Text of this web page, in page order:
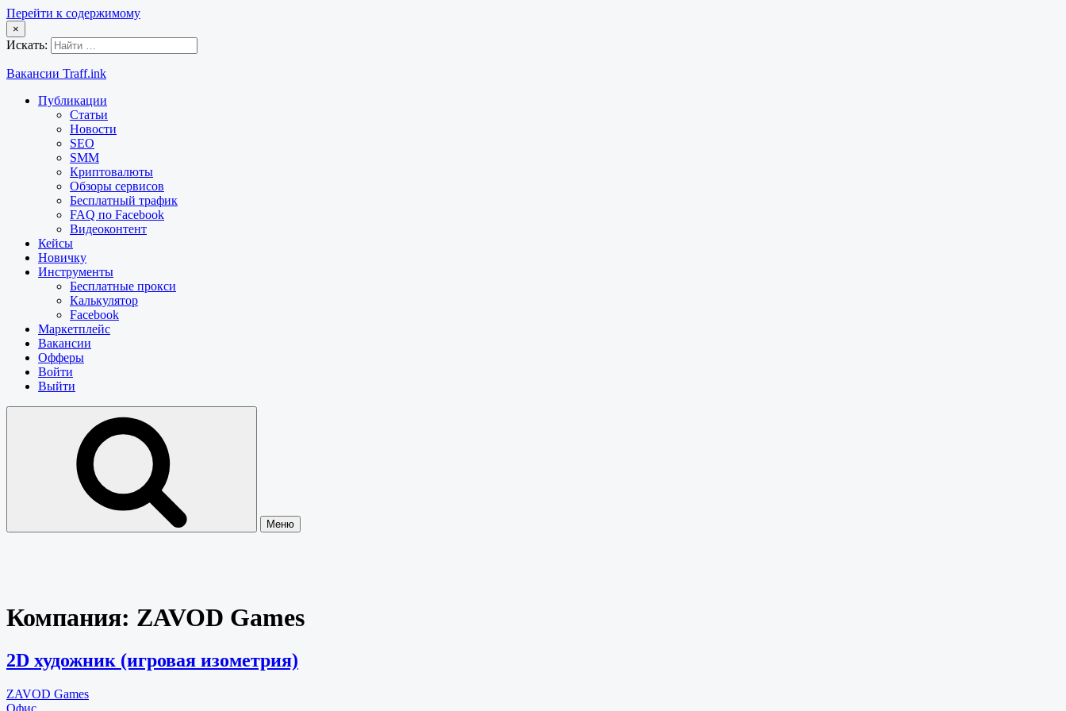
Перейти к содержимому
×
Искать:
Вакансии Traff.ink
Публикации
Статьи
Новости
SEO
SMM
Криптовалюты
Обзоры сервисов
Бесплатный трафик
FAQ по Facebook
Видеоконтент
Кейсы
Новичку
Инструменты
Бесплатные прокси
Калькулятор
Facebook
Маркетплейс
Вакансии
Офферы
Войти
Выйти
Меню
Компания: ZAVOD Games
2D художник (игровая изометрия)
ZAVOD Games
Офис